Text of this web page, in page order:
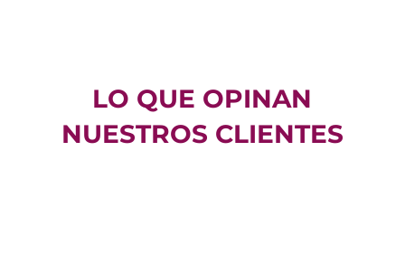
LO QUE OPINAN
NUESTROS CLIENTES